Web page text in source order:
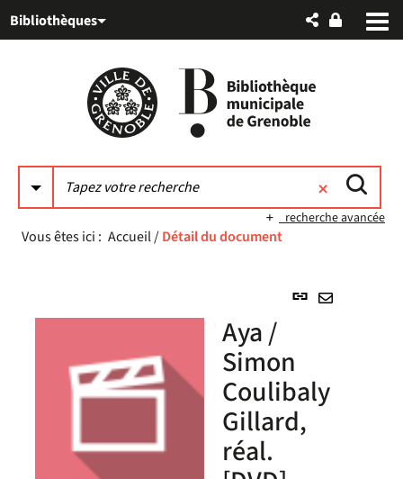
au
auBibliothèques
recherche avancée
Vous êtes ici : Accueil/Détail du document
Lien
Aya /
Simon
Coulibaly
Gillard,
réal.